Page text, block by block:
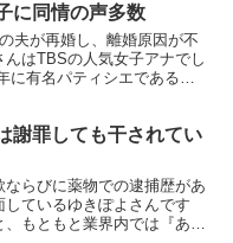
に同情の声多数
夫が再婚し、離婚原因が不
はTBSの人気女子アナでし
有名パティシエである青
謝罪しても干されてい
らびに薬物での逮捕歴があ
ているゆきぽよさんです
もともと業界内では『あま